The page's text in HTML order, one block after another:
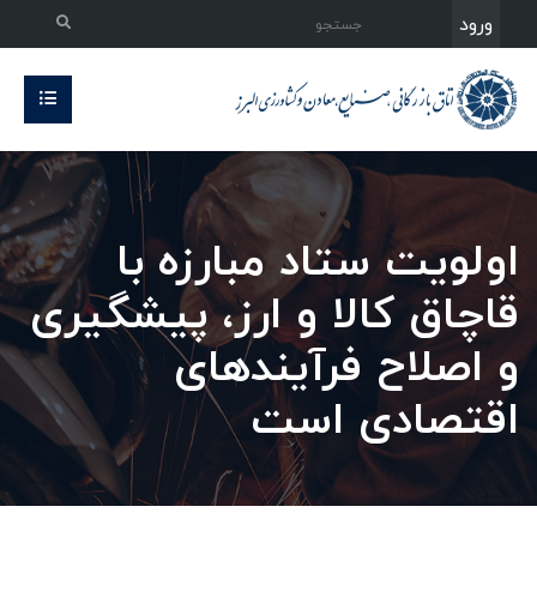
ورود
اولویت ستاد مبارزه با
قاچاق کالا و ارز، پیشگیری
و اصلاح فرآیندهای
اقتصادی است